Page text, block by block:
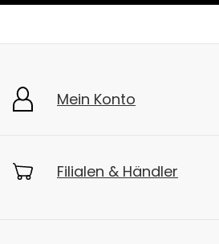
Mein Konto
Filialen & Händler